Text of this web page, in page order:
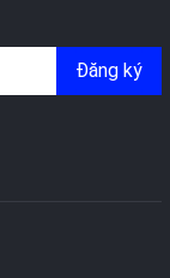
Đăng ký